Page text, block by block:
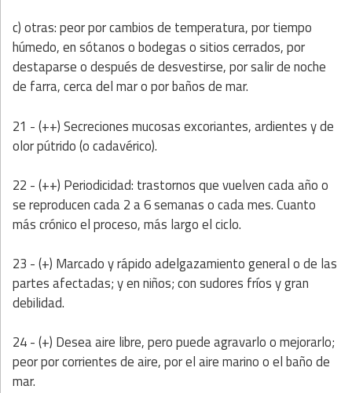
c) otras: peor por cambios de temperatura, portiempo
húmedo, en sótanos o bodegas o sitios cerrados, por
destaparse o después de desvestirse, por salir de noche
de farra, cerca del mar o por baños de mar.
21 - (++) Secreciones mucosas excoriantes, ardientes y de
olor pútrido (o cadavérico).
22 - (++) Periodicidad: trastornos que vuelven cada año o
se reproducen cada 2 a 6 semanas o cada mes. Cuanto
más crónico el proceso, más largo el ciclo.
23 - (+) Marcado y rápido adelgazamiento general o de las
partes afectadas; y en niños; con sudores fríos y gran
debilidad.
24 - (+) Desea aire libre, pero puede agravarlo o mejorarlo;
peor por corrientes de aire, por el aire marino o el baño de
mar.